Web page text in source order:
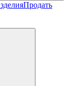
Продать